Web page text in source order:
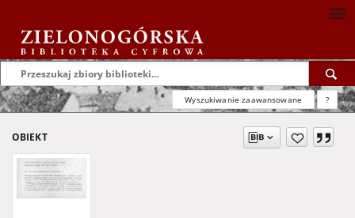
Wyszukiwanie zaawansowane ?
OBIEKT